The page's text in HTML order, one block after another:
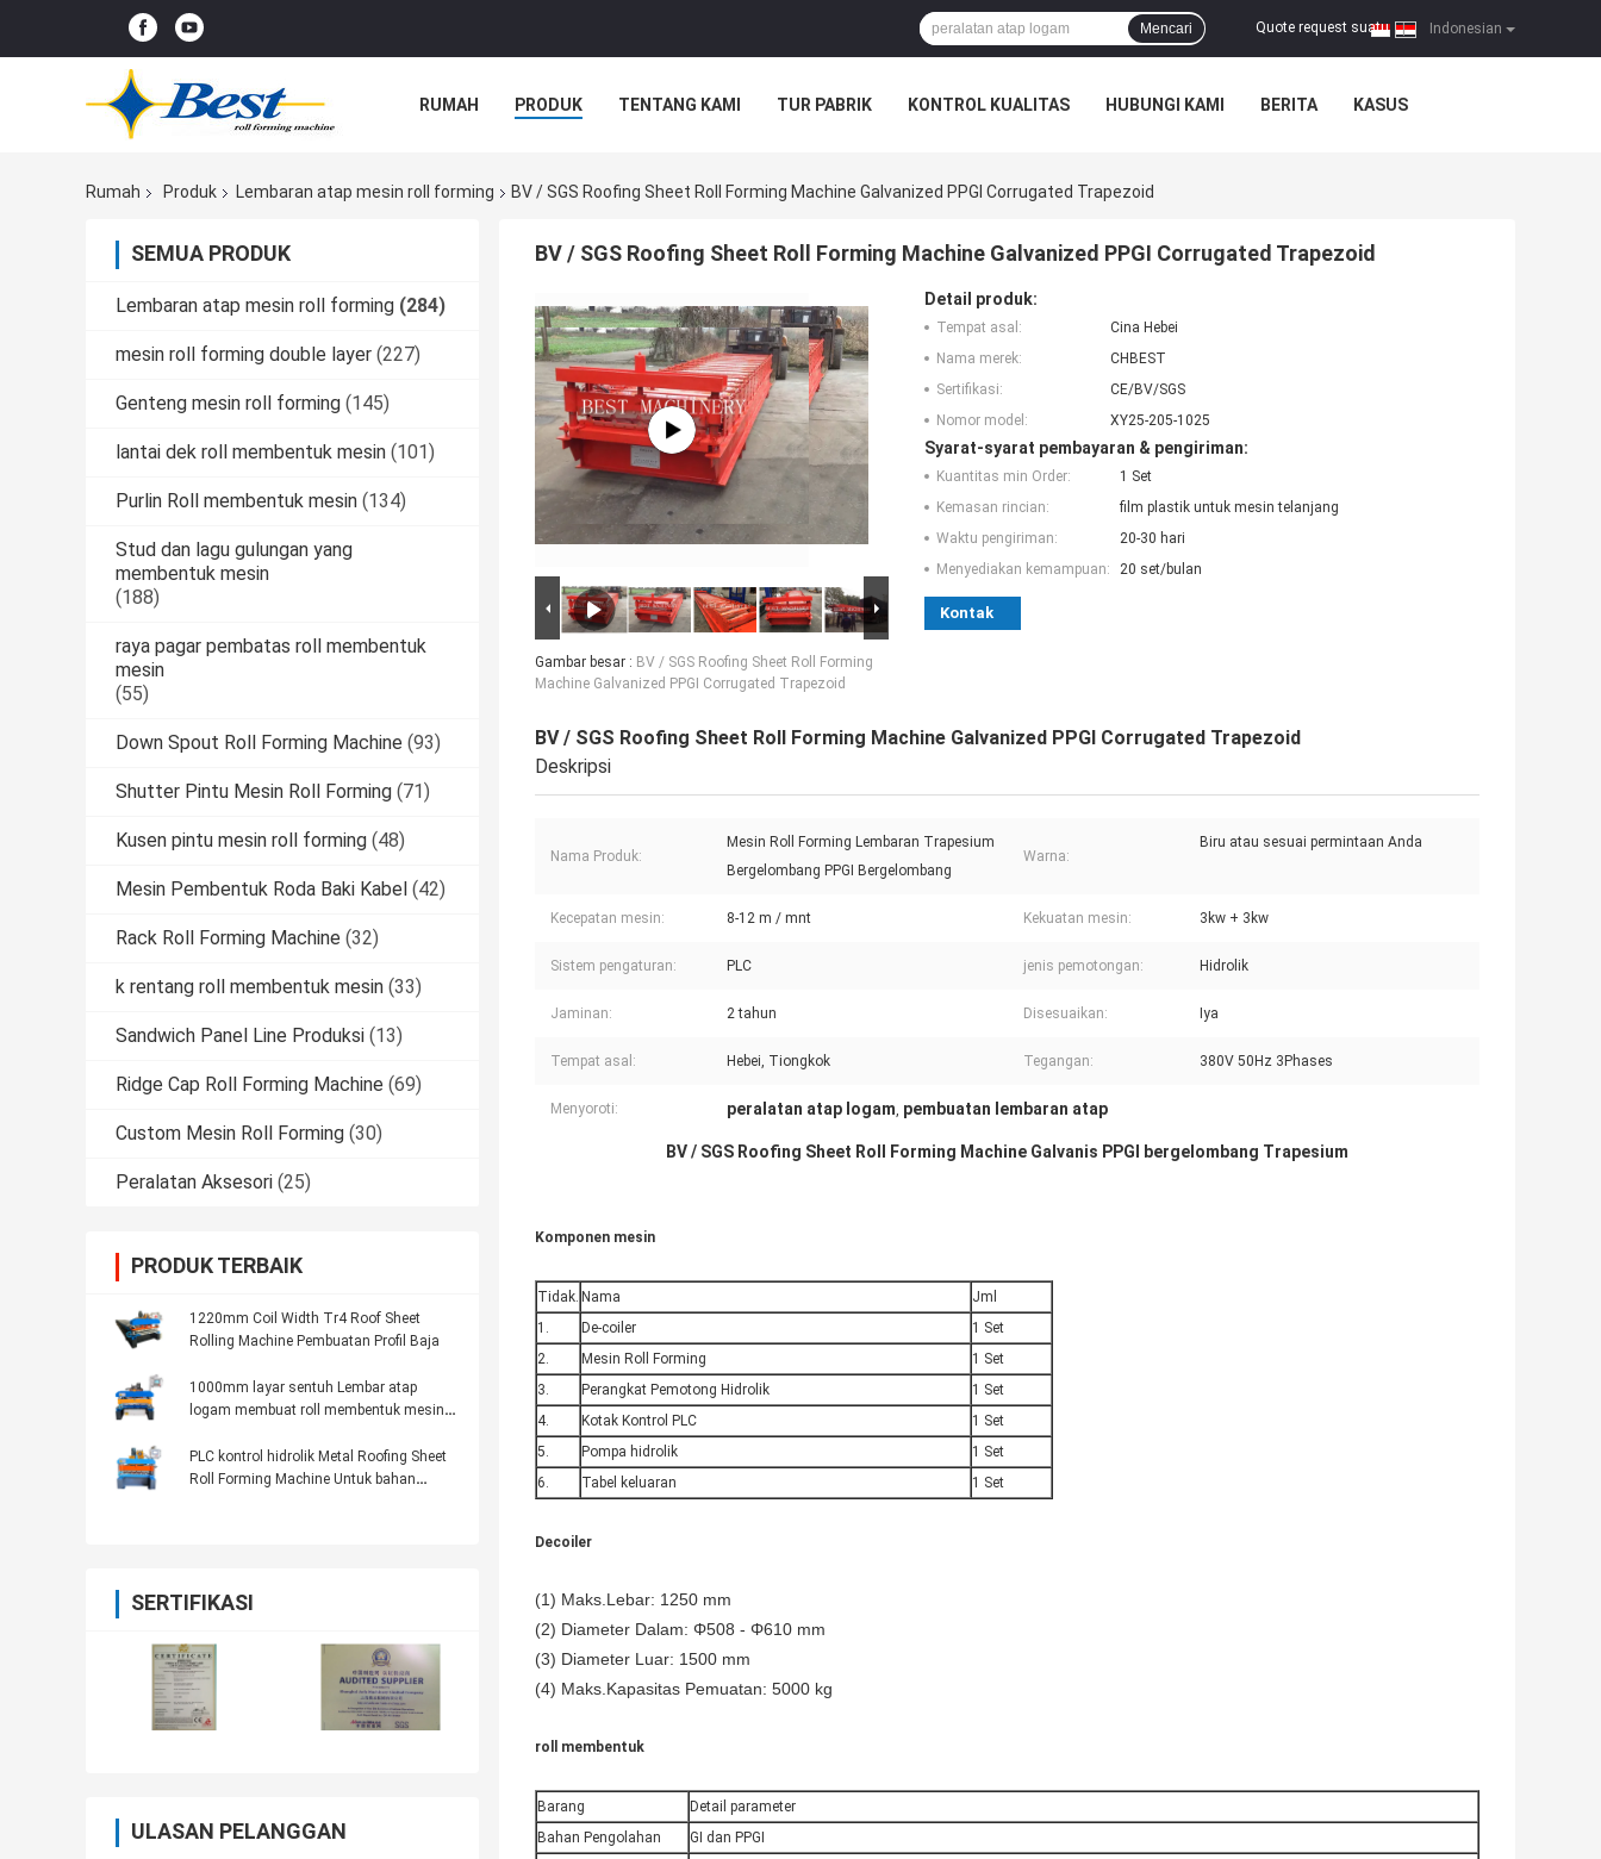
Indonesian
Quote request suatu |
Mencari
RUMAH PRODUK TENTANG KAMI TUR PABRIK KONTROL KUALITAS HUBUNGI KAMI BERITA KASUS
Rumah Produk Lembaran atap mesin roll forming BV / SGS Roofing Sheet Roll Forming Machine Galvanized PPGI Corrugated Trapezoid
SEMUA PRODUK
Lembaran atap mesin roll forming (284)
mesin roll forming double layer (227)
Genteng mesin roll forming (145)
lantai dek roll membentuk mesin (101)
Purlin Roll membentuk mesin (134)
Stud dan lagu gulungan yang
membentuk mesin
(188)
raya pagar pembatas roll membentuk
mesin
(55)
Down Spout Roll Forming Machine (93)
Shutter Pintu Mesin Roll Forming (71)
Kusen pintu mesin roll forming (48)
Mesin Pembentuk Roda Baki Kabel (42)
Rack Roll Forming Machine (32)
k rentang roll membentuk mesin (33)
Sandwich Panel Line Produksi (13)
Ridge Cap Roll Forming Machine (69)
Custom Mesin Roll Forming (30)
Peralatan Aksesori (25)
PRODUK TERBAIK
1220mm Coil Width Tr4 Roof Sheet
Rolling Machine Pembuatan Profil Baja
1000mm layar sentuh Lembar atap
logam membuat roll membentuk mesin
PLC kontrol hidrolik Metal Roofing Sheet
Roll Forming Machine Untuk bahan
SERTIFIKASI
ULASAN PELANGGAN
BV / SGS Roofing Sheet Roll Forming Machine Galvanized PPGI Corrugated Trapezoid
Gambar besar : BV / SGS Roofing Sheet Roll Forming
Machine Galvanized PPGI Corrugated Trapezoid
Detail produk:
Tempat asal:
Cina Hebei
Nama merek:
CHBEST
Sertifikasi:
CE/BV/SGS
Nomor model:
XY25-205-1025
Syarat-syarat pembayaran & pengiriman:
Kuantitas min Order:
1 Set
Kemasan rincian:
film plastik untuk mesin telanjang
Waktu pengiriman:
20-30 hari
Menyediakan kemampuan:
20 set/bulan
Kontak
BV / SGS Roofing Sheet Roll Forming Machine Galvanized PPGI Corrugated Trapezoid
Deskripsi
Nama Produk:
Mesin Roll Forming Lembaran Trapesium
Bergelombang PPGI Bergelombang
Warna:
Biru atau sesuai permintaan Anda
Kecepatan mesin: 8-12 m / mnt Kekuatan mesin: 3kw + 3kw
Sistem pengaturan: PLC jenis pemotongan: Hidrolik
Jaminan: 2 tahun Disesuaikan: Iya
Tempat asal: Hebei, Tiongkok Tegangan: 380V 50Hz 3Phases
Menyoroti: peralatan atap logam, pembuatan lembaran atap
BV / SGS Roofing Sheet Roll Forming Machine Galvanis PPGI bergelombang Trapesium
Komponen mesin
Tidak. Nama
Jml
1.
De-coiler
1 Set
2.
Mesin Roll Forming
1 Set
3.
Perangkat Pemotong Hidrolik
1 Set
4.
Kotak Kontrol PLC
1 Set
5.
Pompa hidrolik
1 Set
6.
Tabel keluaran 1 Set
Decoiler
(1) Maks.Lebar: 1250 mm
(2) Diameter Dalam: Φ508 - Φ610 mm
(3) Diameter Luar: 1500 mm
(4) Maks.Kapasitas Pemuatan: 5000 kg
roll membentuk
Barang
Detail parameter
Bahan Pengolahan
GI dan PPGI